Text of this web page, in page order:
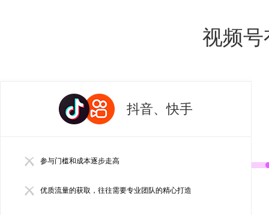
视频
抖音、快手
参与门槛和成本逐步走高
优质流量的获取，往往需要专业团队的精心打造